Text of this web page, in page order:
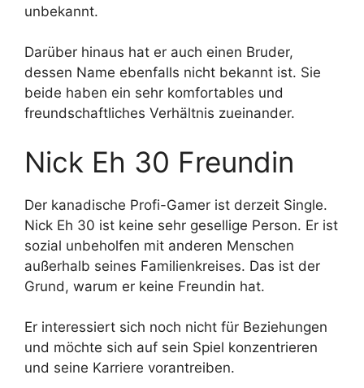
unbekannt.
Darüber hinaus hat er auch einen Bruder,
dessen Name ebenfalls nicht bekannt ist. Sie
beide haben ein sehr komfortables und
freundschaftliches Verhältnis zueinander.
Nick Eh 30 Freundin
Der kanadische Profi-Gamer ist derzeit Single.
Nick Eh 30 ist keine sehr gesellige Person. Er ist
sozial unbeholfen mit anderen Menschen
außerhalb seines Familienkreises. Das ist der
Grund, warum er keine Freundin hat.
Er interessiert sich noch nicht für Beziehungen
und möchte sich auf sein Spiel konzentrieren
und seine Karriere vorantreiben.